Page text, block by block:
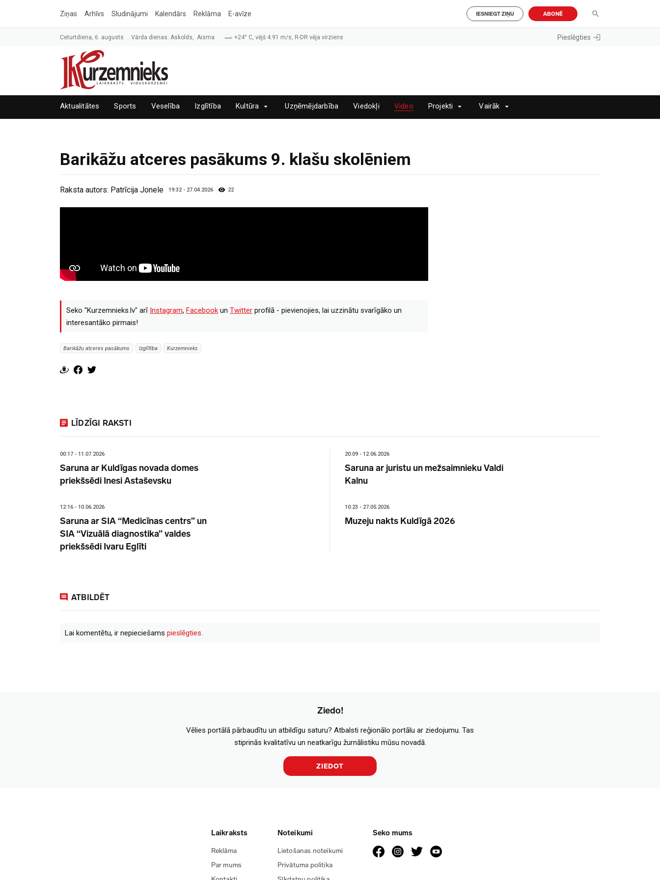
Ziņas Arhīvs Sludinājumi Kalendārs Reklāma E-avīze IESNIEGT ZIŅU ABONĒ
Ceturtdiena, 6. augusts Vārda dienas: Askolds, Aisma +24° C, vējš 4.91 m/s, R-DR vēja virziens Pieslēgties
Aktualitātes Sports Veselība Izglītība Kultūra Uzņēmējdarbība Viedokļi Video Projekti Vairāk
Barikāžu atceres pasākums 9. klašu skolēniem
Raksta autors: Patrīcija Jonele 19:32 - 27.04.2026 22
Seko "Kurzemnieks.lv" arī Instagram, Facebook un Twitter profilā - pievienojies, lai uzzinātu svarīgāko un
interesantāko pirmais!
Barikāžu atceres pasākums Izglītība Kurzemnieks
LĪDZĪGI RAKSTI
00:17 - 11.07.2026
Saruna ar Kuldīgas novada domes
priekšsēdi Inesi Astaševsku
20:09 - 12.06.2026
Saruna ar juristu un mežsaimnieku Valdi
Kalnu
12:16 - 10.06.2026
Saruna ar SIA “Medicīnas centrs” un
SIA “Vizuālā diagnostika” valdes
priekšsēdi Ivaru Eglīti
10:23 - 27.05.2026
Muzeju nakts Kuldīgā 2026
ATBILDĒT
Lai komentētu, ir nepieciešams pieslēgties.
Ziedo!
Vēlies portālā pārbaudītu un atbildīgu saturu? Atbalsti reģionālo portālu ar ziedojumu. Tas
stiprinās kvalitatīvu un neatkarīgu žurnālistiku mūsu novadā.
ZIEDOT
Laikraksts
Reklāma
Par mums
Noteikumi
Lietošanas noteikumi
Privātuma politika
Seko mums